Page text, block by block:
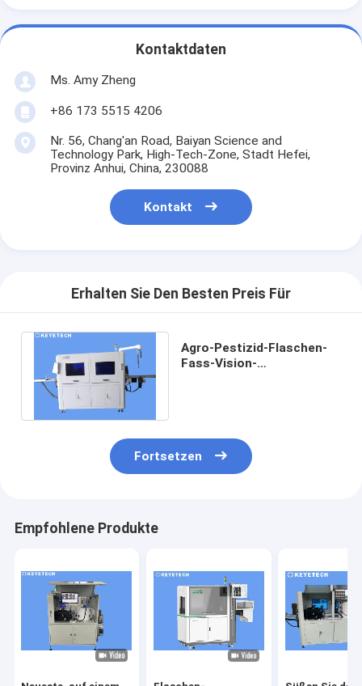
Kontaktdaten
Ms. Amy Zheng
+86 173 5515 4206
Nr. 56, Chang'an Road, Baiyan Science and
Technology Park, High-Tech-Zone, Stadt Hefei,
Provinz Anhui, China, 230088
Kontakt
Erhalten Sie Den Besten Preis Für
Agro-Pestizid-Flaschen-
Fass-Vision-
Fortsetzen
Empfohlene Produkte